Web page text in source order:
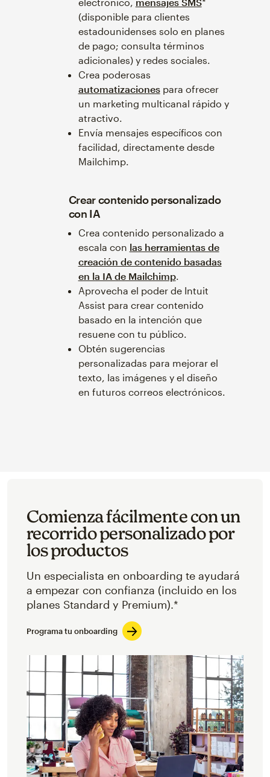
(disponible para clientes
estadounidenses solo en planes
de pago; consulta términos
adicionales) y redes sociales.
Crea poderosas
automatizacionespara ofrecer
un marketing multicanal rápido y
atractivo.
Envía mensajes específicos con
facilidad, directamente desde
Mailchimp.
Crear contenido personalizado
con IA
Crea contenido personalizado a
escala con las herramientas de
creación de contenido basadas
en la IA de Mailchimp.
Aprovecha el poder de Intuit
Assist para crear contenido
basado en la intención que
resuene con tu público.
Obtén sugerencias
personalizadas para mejorar el
texto, las imágenes y el diseño
en futuros correos electrónicos.
Comienza fácilmente con un
recorrido personalizado por
los productos
Un especialista en onboarding te ayudará
a empezar con confianza (incluido en los
planes Standard y Premium).*
Programa tu onboarding